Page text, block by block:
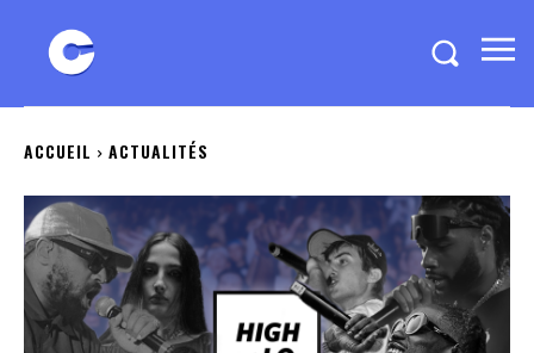
ACCUEIL ACTUALITÉS